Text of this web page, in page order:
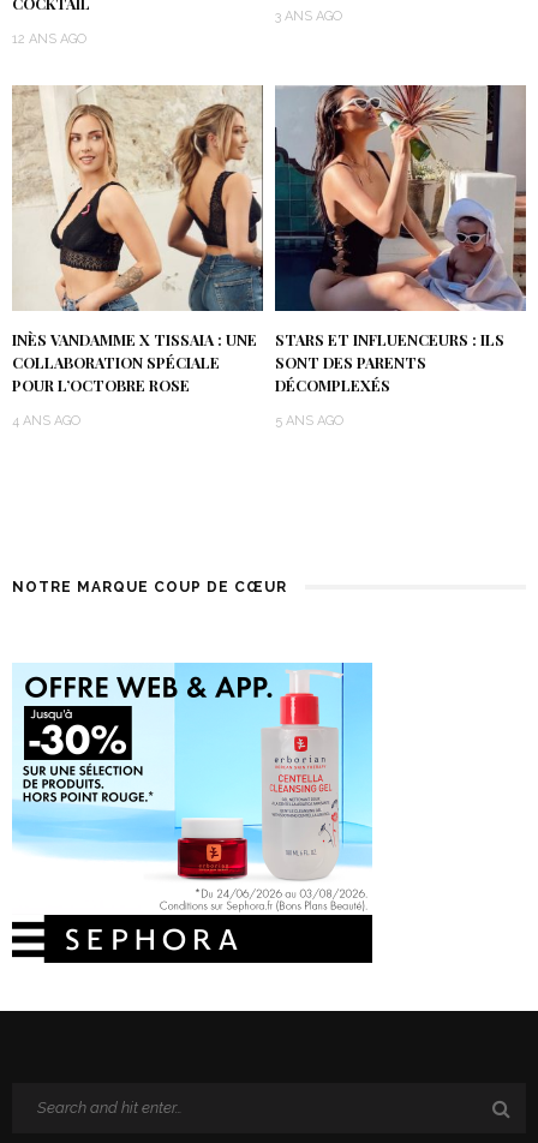
12 ANS AGO
3 ANS AGO
INÈS VANDAMME X TISSAIA : UNE
COLLABORATION SPÉCIALE
POUR L’OCTOBRE ROSE
4 ANS AGO
STARS ET INFLUENCEURS : ILS
SONT DES PARENTS
DÉCOMPLEXÉS
5 ANS AGO
NOTRE MARQUE COUP DE CŒUR